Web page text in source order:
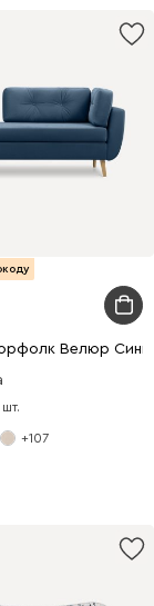
Велюр
+107